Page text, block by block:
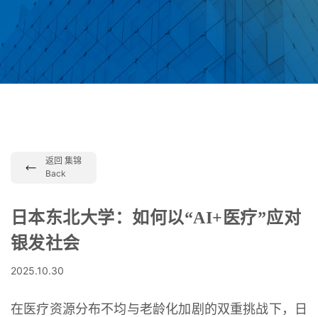
返回 集锦
Back
日本东北大学：如何以“AI+医疗”应对
银发社会
2025.10.30
在医疗资源分布不均与老龄化加剧的双重挑战下，日